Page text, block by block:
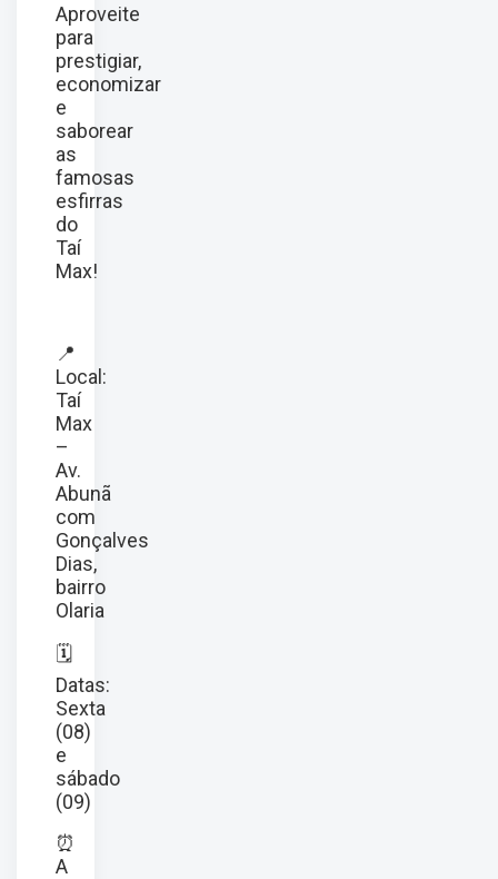
Aproveite
para
prestigiar,
economizar
e
saborear
as
famosas
esfirras
do
Taí
Max!
📍
Local:
Taí
Max
–
Av.
Abunã
com
Gonçalves
Dias,
bairro
Olaria
🗓
Datas:
Sexta
(08)
e
sábado
(09)
⏰
A